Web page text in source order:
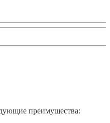
преимущества: